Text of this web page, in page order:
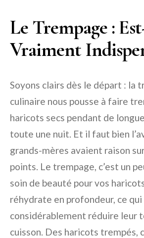
Le Trempage :
Vraiment
Soyons clairs dès le départ : la
culinaire nous pousse à faire
haricots secs pendant de
toute une nuit. Et il faut bien
grands-mères avaient raison
points. Le trempage, c’est un
soin de beauté pour vos
réhydrate en profondeur, ce qui
considérablement réduire leur
cuisson. Des haricots trempés,